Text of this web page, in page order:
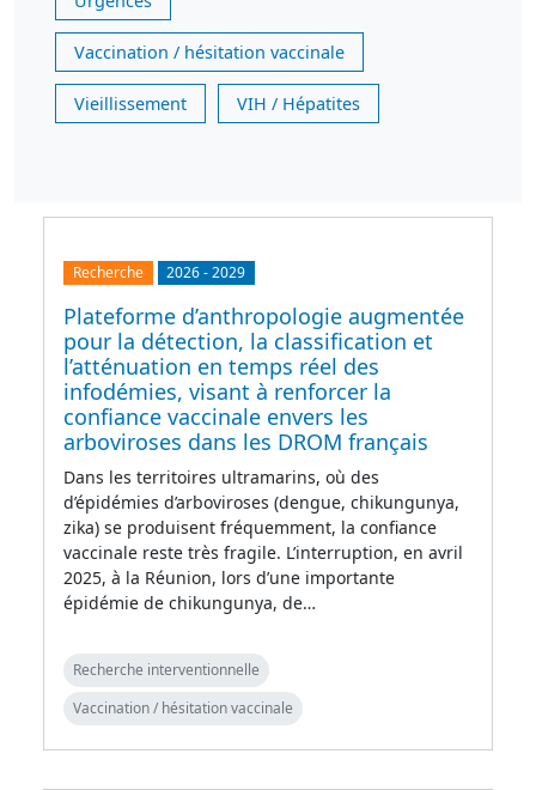
Vaccination / hésitation vaccinale
Vieillissement VIH / Hépatites
Recherche 2026-2029
Plateforme d’anthropologie augmentée
pour la détection, la classification et
l’atténuation en temps réel des
infodémies, visant à renforcer la
confiance vaccinale envers les
arboviroses dans les DROM français
Dans les territoires ultramarins, où des
d’épidémies d’arboviroses (dengue, chikungunya,
zika) se produisent fréquemment, la confiance
vaccinale reste très fragile. L’interruption, en avril
2025, à la Réunion, lors d’une importante
épidémie de chikungunya, de…
Recherche interventionnelle
Vaccination / hésitation vaccinale